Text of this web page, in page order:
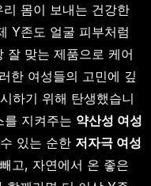
몸이 보내는 건강한
Y존도 얼굴 피부처럼
잘 맞는 제품으로 케어
한 여성들의 고민에 깊
하기 위해 탄생했습니
지켜주는 약산성 여성
있는 순한 저자극 여성
고, 자연에서 온 좋은